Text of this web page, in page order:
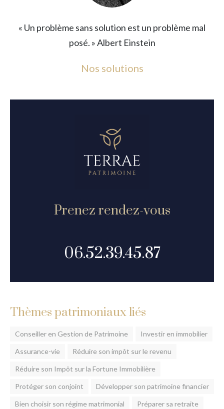
« Un problème sans solution est un problème mal
posé. » Albert Einstein
Nos solutions
Prenez rendez-vous
06.52.39.45.87
Thèmes patrimoniaux liés
Conseiller en Gestion de Patrimoine Investir en immobilier
Assurance-vie Réduire son impôt sur le revenu
Réduire son Impôt sur la Fortune Immobilière
Protéger son conjoint Développer son patrimoine financier
Bien choisir son régime matrimonial Préparer sa retraite